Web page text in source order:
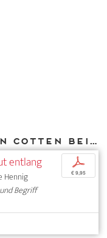
Weitere Texte von Ann Cotten bei DIAPHANES
entlang
Hennig
Begriff
p
€ 9,95